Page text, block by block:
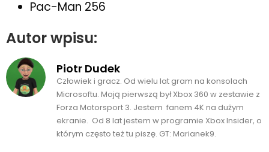
Pac-Man 256
Autor wpisu:
Piotr Dudek
Człowiek i gracz. Od wielu lat gram na konsolach
Microsoftu. Moją pierwszą był Xbox 360 w zestawie z
Forza Motorsport 3. Jestem fanem 4K na dużym
ekranie. Od 8 lat jestem w programie Xbox Insider, o
którym często też tu piszę. GT: Marianek9.